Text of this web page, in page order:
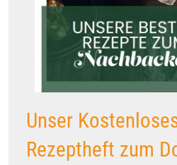
Unser
Rezeptheft zum